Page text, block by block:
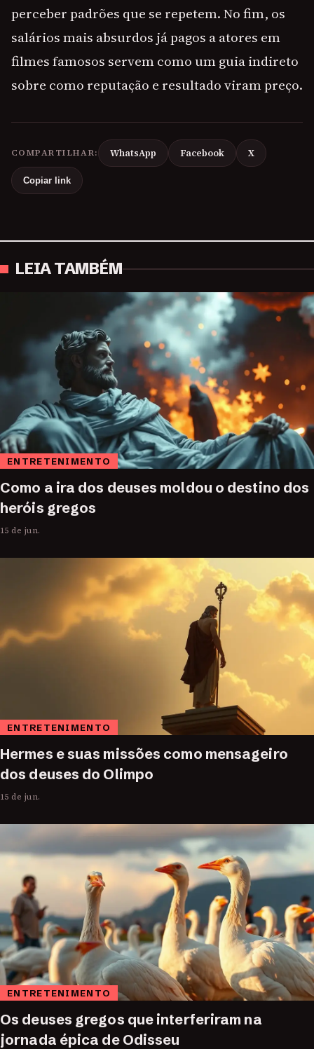
perceber padrões que se repetem. No fim, os
salários mais absurdos já pagos a atores em
filmes famosos servem como um guia indireto
sobre como reputação e resultado viram preço.
COMPARTILHAR: WhatsApp Facebook X
Copiar link
LEIA TAMBÉM
ENTRETENIMENTO
Como a ira dos deuses moldou o destino dos
heróis gregos
15 de jun.
ENTRETENIMENTO
Hermes e suas missões como mensageiro
dos deuses do Olimpo
15 de jun.
ENTRETENIMENTO
Os deuses gregos que interferiram na
jornada épica de Odisseu